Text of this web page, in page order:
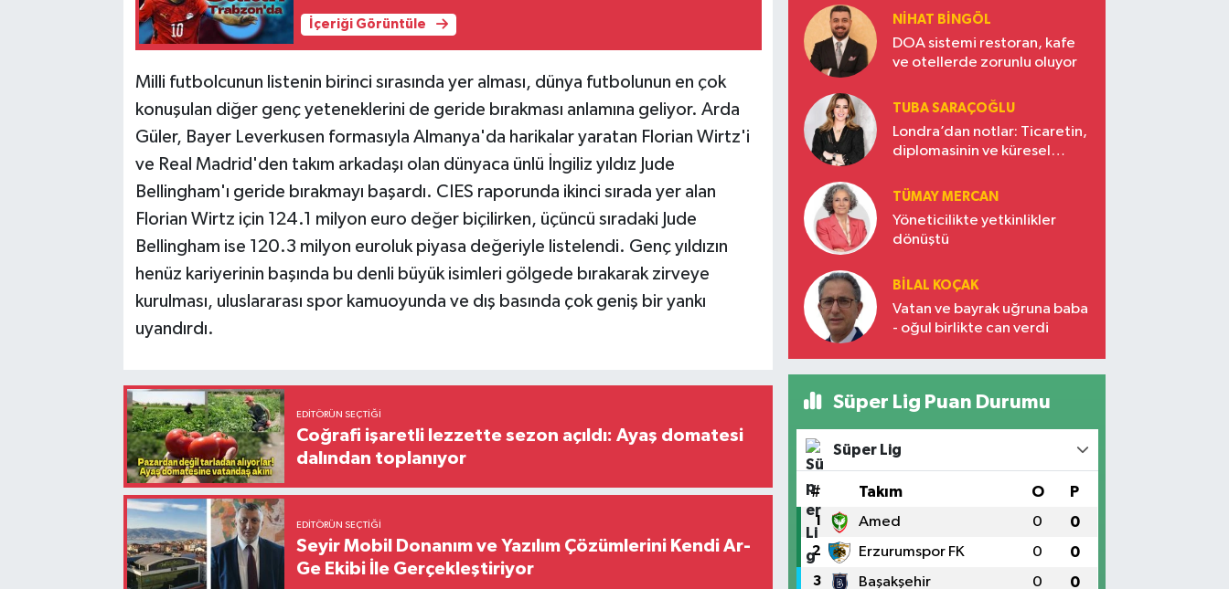
İçeriği Görüntüle
Milli futbolcunun listenin birinci sırasında yer alması, dünya futbolunun en çok
konuşulan diğer genç yeteneklerini de geride bırakması anlamına geliyor. Arda
Güler, Bayer Leverkusen formasıyla Almanya'da harikalar yaratan Florian Wirtz'i
ve Real Madrid'den takım arkadaşı olan dünyaca ünlü İngiliz yıldız Jude
Bellingham'ı geride bırakmayı başardı. CIES raporunda ikinci sırada yer alan
Florian Wirtz için 124.1 milyon euro değer biçilirken, üçüncü sıradaki Jude
Bellingham ise 120.3 milyon euroluk piyasa değeriyle listelendi. Genç yıldızın
henüz kariyerinin başında bu denli büyük isimleri gölgede bırakarak zirveye
kurulması, uluslararası spor kamuoyunda ve dış basında çok geniş bir yankı
uyandırdı.
EDITÖRÜN SEÇTIĞI
Coğrafi işaretli lezzette sezon açıldı: Ayaş domatesi
dalından toplanıyor
EDITÖRÜN SEÇTIĞI
Seyir Mobil Donanım ve Yazılım Çözümlerini Kendi Ar-
Ge Ekibi İle Gerçekleştiriyor
NIHAT BINGÖL
DOA sistemi restoran, kafe
ve otellerde zorunlu oluyor
TUBA SARAÇOĞLU
Londra’dan notlar: Ticaretin,
diplomasinin ve küresel
Türkiye’nin yükselen gücü
TÜMAY MERCAN
Yöneticilikte yetkinlikler
dönüştü
BILAL KOÇAK
Vatan ve bayrak uğruna baba
- oğul birlikte can verdi
Süper Lig Puan Durumu
Süper Lig
# Takım O P
1 Amed 0 0
2 Erzurumspor FK 0 0
3 Başakşehir 0 0